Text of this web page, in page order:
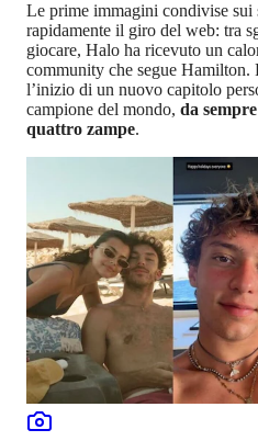
Le prime immagini condivise sui
rapidamente il giro del web: tra
giocare, Halo ha ricevuto un
community che segue Hamilton.
l’inizio di un nuovo capitolo
campione del mondo, da
quattro zampe.